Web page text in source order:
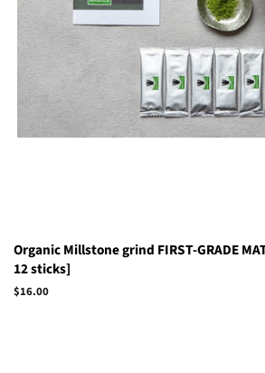
Organic Millstone grind FIRST-GRADE
12 sticks]
Regular
$16.00